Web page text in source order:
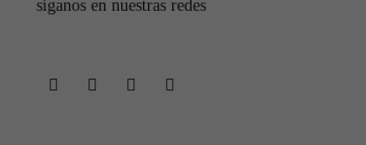
síganos en nuestras redes